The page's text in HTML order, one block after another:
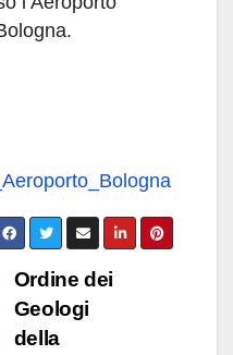
Ordine dei
Geologi
della